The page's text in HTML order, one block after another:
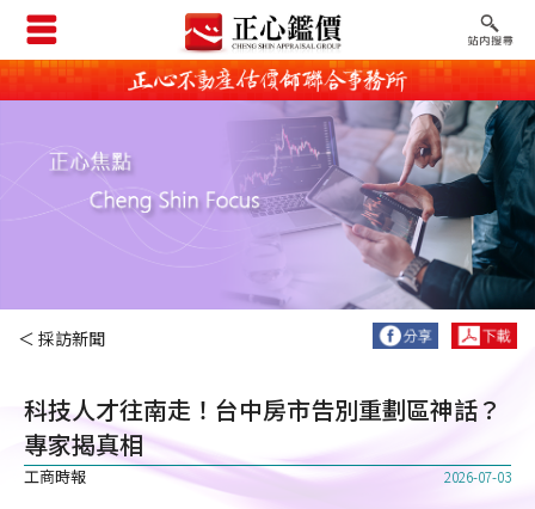
＜ 採訪新聞
科技人才往南走！台中房市告別重劃區神話？
專家揭真相
工商時報 2026-07-03